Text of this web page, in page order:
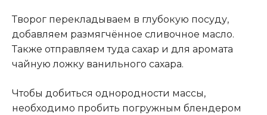
Творог перекладываем в глубокую посуду,
добавляем размягчённое сливочное масло.
Также отправляем туда сахар и для аромата
чайную ложку ванильного сахара.
Чтобы добиться однородности массы,
необходимо пробить погружным блендером